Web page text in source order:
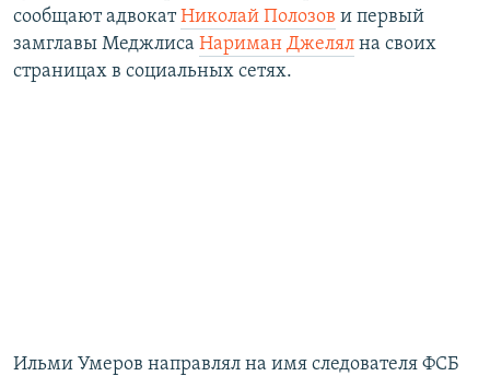
ПРОПАВШИЕ БЕЗ ВЕСТИ
ПОБЕДИТЕЛЕЙ НЕ СУДЯТ?
Qırımtatar
ПРИСОЕДИНЯЙТЕСЬ!
сообщают адвокатНиколай Полозов и первый
замглавы Меджлиса Нариман Джелял на своих
страницах в социальных сетях.
Ильми Умеров направлял на имя следователя ФСБ